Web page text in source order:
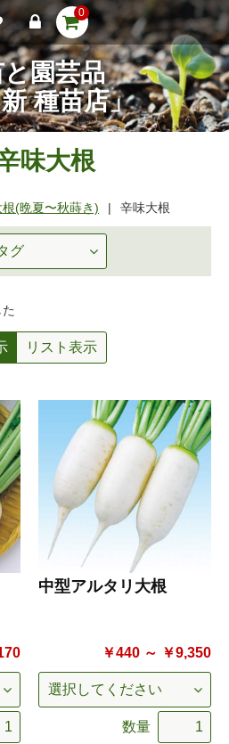
0
園芸品
種苗店」
味大根
根(晩夏〜秋蒔き) 辛味大根
リスト表示
中型アルタリ大根
￥440 ～ ￥9,350
数量